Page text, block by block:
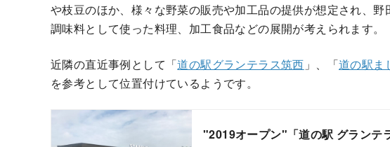
や枝豆のほか、様々な野菜の販売や加工品の提供が想定され、野
調味料として使った料理、加工食品などの展開が考えられます。
近隣の直近事例として「道の駅グランテラス筑西 」、「道の駅ま
を参考として位置付けているようです。
"2019オープン"「道の駅 グランテ